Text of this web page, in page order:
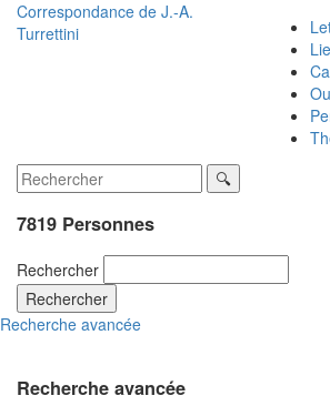
Correspondance de J.-A.
Turrettini
7819 Personnes
Rechercher
Rechercher
Recherche avancée
Recherche avancée